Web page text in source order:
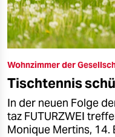
Wohnzimmer der
Tischtennis
In der neuen Folge
taz FUTURZWEI
Monique Mertins, 14.